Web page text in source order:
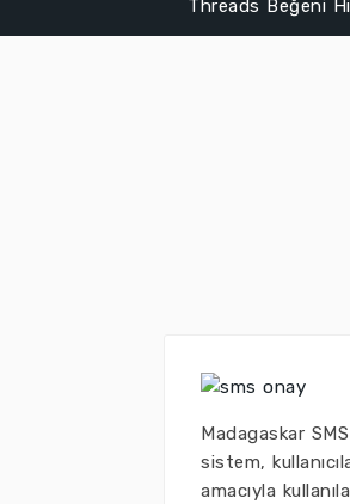
Threads Beğeni
Madagaskar
sistem,
amacıyla